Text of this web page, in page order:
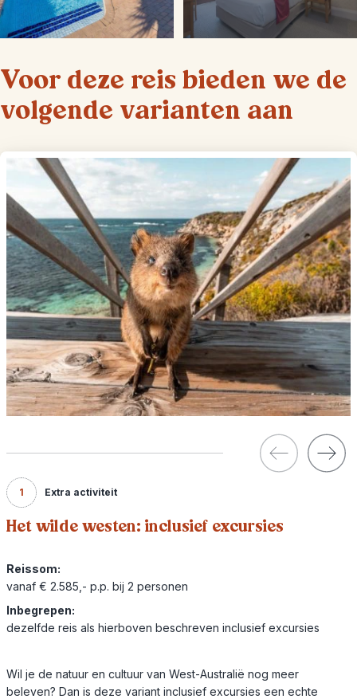
Voor deze reis bieden we de
volgende varianten aan
1 Extra activiteit
Het wilde westen: inclusief excursies
Reissom:
vanaf € 2.585,- p.p. bij 2 personen
Inbegrepen:
dezelfde reis als hierboven beschreven inclusief excursies
Wil je de natuur en cultuur van West-Australië nog meer
beleven? Dan is deze variant inclusief excursies een echte